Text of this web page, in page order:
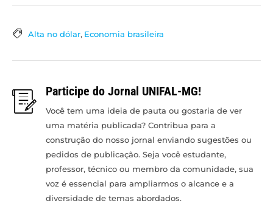
Alta no dólar, Economia brasileira
Participe do Jornal UNIFAL-MG!
Você tem uma ideia de pauta ou gostaria de ver
uma matéria publicada? Contribua para a
construção do nosso jornal enviando sugestões ou
pedidos de publicação. Seja você estudante,
professor, técnico ou membro da comunidade, sua
voz é essencial para ampliarmos o alcance e a
diversidade de temas abordados.